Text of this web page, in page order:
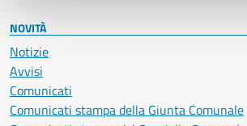
NOVITÀ
Notizie
Avvisi
Comunicati
Comunicati stampa della Giunta Comunale